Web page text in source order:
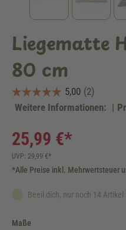
Liegematte
80 cm
Weitere Informationen: |
25,99 €*
UVP: 29,99 €*
*Alle Preise inkl. Mehrwertsteuer
Beeil dich, nur noch 14 Artikel
Maße